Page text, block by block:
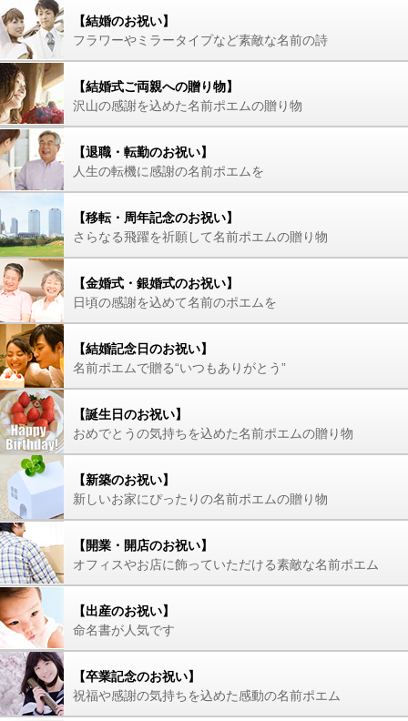
【結婚のお祝い】
フラワーやミラータイプなど素敵な名前の詩
【結婚式ご両親への贈り物】
沢山の感謝を込めた名前ポエムの贈り物
【退職・転勤のお祝い】
人生の転機に感謝の名前ポエムを
【移転・周年記念のお祝い】
さらなる飛躍を祈願して名前ポエムの贈り物
【金婚式・銀婚式のお祝い】
日頃の感謝を込めて名前のポエムを
【結婚記念日のお祝い】
名前ポエムで贈る“いつもありがとう”
【誕生日のお祝い】
おめでとうの気持ちを込めた名前ポエムの贈り物
【新築のお祝い】
新しいお家にぴったりの名前ポエムの贈り物
【開業・開店のお祝い】
オフィスやお店に飾っていただける素敵な名前ポエム
【出産のお祝い】
命名書が人気です
【卒業記念のお祝い】
祝福や感謝の気持ちを込めた感動の名前ポエム